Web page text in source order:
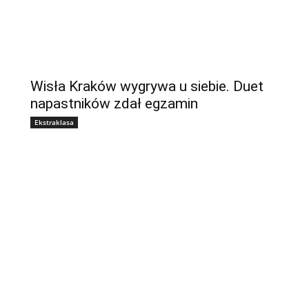
Wisła Kraków wygrywa u siebie. Duet
napastników zdał egzamin
Ekstraklasa